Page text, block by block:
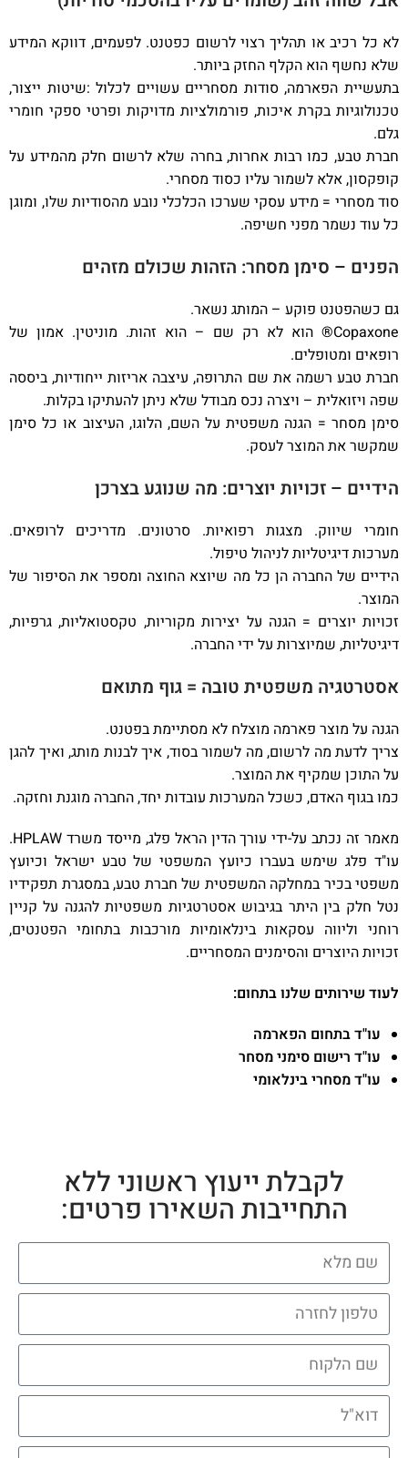
לא כל רכיב או תהליך רצוי לרשום כפטנט. לפעמים, דווקא המידע
שלא נחשף הוא הקלף החזק ביותר.
בתעשיית הפארמה, סודות מסחריים עשויים לכלול :שיטות ייצור,
טכנולוגיות בקרת איכות, פורמולציות מדויקות ופרטי ספקי חומרי
גלם.
חברת טבע, כמו רבות אחרות, בחרה שלא לרשום חלק מהמידע על
קופקסון, אלא לשמור עליו כסוד מסחרי.
סוד מסחרי = מידע עסקי שערכו הכלכלי נובע מהסודיות שלו, ומוגן
כל עוד נשמר מפני חשיפה.
הפנים – סימן מסחר: הזהות שכולם מזהים
גם כשהפטנט פוקע – המותג נשאר.
Copaxone® הוא לא רק שם – הוא זהות. מוניטין. אמון של
רופאים ומטופלים.
חברת טבע רשמה את שם התרופה, עיצבה אריזות ייחודיות, ביססה
שפה ויזואלית – ויצרה נכס מבודל שלא ניתן להעתיקו בקלות.
סימן מסחר = הגנה משפטית על השם, הלוגו, העיצוב או כל סימן
שמקשר את המוצר לעסק.
הידיים – זכויות יוצרים: מה שנוגע בצרכן
חומרי שיווק. מצגות רפואיות. סרטונים. מדריכים לרופאים.
מערכות דיגיטליות לניהול טיפול.
הידיים של החברה הן כל מה שיוצא החוצה ומספר את הסיפור של
המוצר.
זכויות יוצרים = הגנה על יצירות מקוריות, טקסטואליות, גרפיות,
דיגיטליות, שמיוצרות על ידי החברה.
אסטרטגיה משפטית טובה = גוף מתואם
הגנה על מוצר פארמה מוצלח לא מסתיימת בפטנט.
צריך לדעת מה לרשום, מה לשמור בסוד, איך לבנות מותג, ואיך להגן
על התוכן שמקיף את המוצר.
כמו בגוף האדם, כשכל המערכות עובדות יחד, החברה מוגנת וחזקה.
מאמר זה נכתב על-ידי עורך הדין הראל פלג, מייסד משרד HPLAW.
עו"ד פלג שימש בעברו כיועץ המשפטי של טבע ישראל וכיועץ
משפטי בכיר במחלקה המשפטית של חברת טבע, במסגרת תפקידיו
נטל חלק בין היתר בגיבוש אסטרטגיות משפטיות להגנה על קניין
רוחני וליווה עסקאות בינלאומיות מורכבות בתחומי הפטנטים,
זכויות היוצרים והסימנים המסחריים.
לעוד שירותים שלנו בתחום:
עו"ד בתחום הפארמה
עו"ד רישום סימני מסחר
עו"ד מסחרי בינלאומי
לקבלת ייעוץ ראשוני ללא
התחייבות השאירו פרטים: